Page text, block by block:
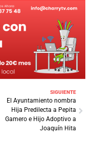
SIGUIENTE
El Ayuntamiento nombra
Hija Predilecta a Pepita
Gamero e Hijo Adoptivo a
Joaquín Hita